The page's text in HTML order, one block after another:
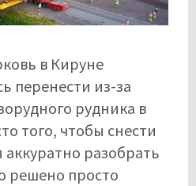
в Кируне
перенести из-за
рудника в
того, чтобы снести
разобрать
решено просто